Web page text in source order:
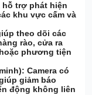
hỗ trợ phát hiện
khu vực cấm và
theo dõi các
rào, cửa ra
phương tiện
Camera có
giảm báo
động không liên